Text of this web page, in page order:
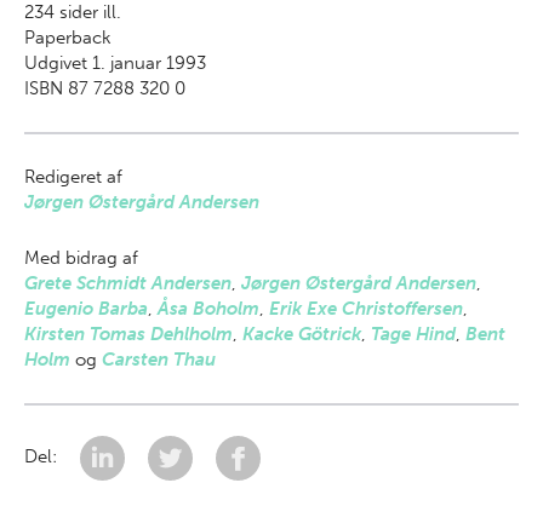
234 sider ill.
Paperback
Udgivet 1. januar 1993
ISBN 87 7288 320 0
Redigeret af
Jørgen Østergård Andersen
Med bidrag af
Grete Schmidt Andersen, Jørgen Østergård Andersen,
Eugenio Barba,Åsa Boholm, Erik Exe Christoffersen,
Kirsten Tomas Dehlholm, Kacke Götrick, Tage Hind, Bent
Holm og Carsten Thau
Del: